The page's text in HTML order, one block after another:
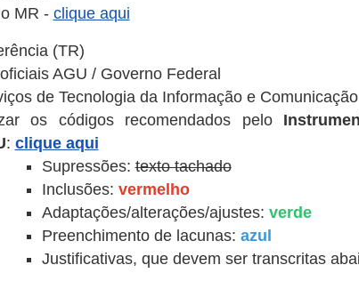
MR - clique aqui
(TR)
AGU / Governo Federal
de Tecnologia da Informação e
os códigos recomendados pelo
: clique aqui
Supressões:texto tachado
Inclusões: vermelho
Adaptações/alterações/ajustes: verde
Preenchimento de lacunas: azul
Justificativas, que devem ser transcritas